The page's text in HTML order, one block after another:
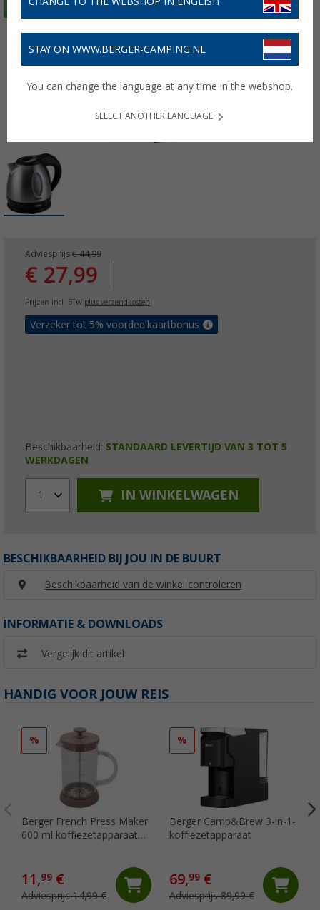
Adviesprijs € 44,99
€ 27,99
Prijzen incl. BTW plus verzendkosten
Verzeker tot 5% voordeelkaartbonus
Beschikbaarheid: STANDAARD LEVERTIJD VAN 3 TOT 5
WERKDAGEN
1 IN WINKELWAGEN
BESCHIKBAARHEID BIJ JOU IN DE BUURT
Beschikbaarheid van de winkel controleren
INFORMATIE & DOWNLOADS
Vergelijk dit artikel
HANDIG VOOR JOUW REIS
%
Berger French Press Maker
600 ml koffiezetapparaat
11,99 €
Adviesprijs 14,99 €
%
Berger Camp&Brew 3-in-1-
koffiezetapparaat
69,99€
Adviesprijs 89,99 €
STAY ON WWW.BERGER-CAMPING.NL
You can change the language at any time in the webshop.
SELECT ANOTHER LANGUAGE